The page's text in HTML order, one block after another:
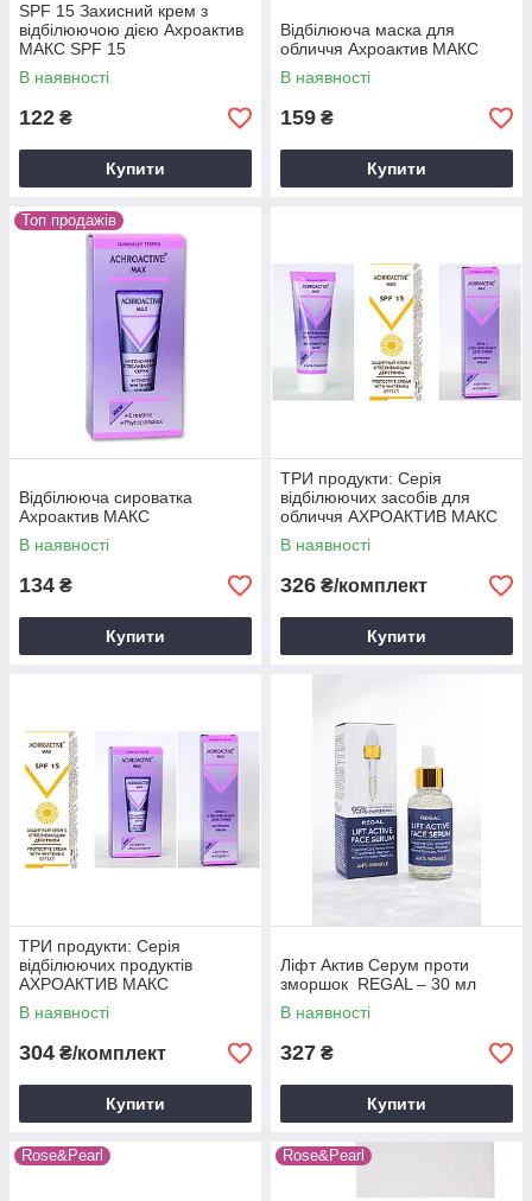
SPF 15 Захисний крем з
відбілюючою дією Ахроактив
МАКС SPF 15
В наявності
122 ₴
Купити
Відбілююча маска для
обличчя Ахроактив МАКС
В наявності
159 ₴
Купити
Топ продажів
Відбілююча сироватка
Ахроактив МАКС
В наявності
134 ₴
Купити
ТРИ продукти: Серія
відбілюючих засобів для
обличчя АХРОАКТИВ МАКС
В наявності
326 ₴/комплект
Купити
ТРИ продукти: Серія
відбілюючих продуктів
АХРОАКТИВ МАКС
В наявності
304 ₴/комплект
Купити
Ліфт Актив Серум проти
зморшок REGAL – 30 мл
В наявності
327 ₴
Купити
Rose&Pearl Rose&Pearl